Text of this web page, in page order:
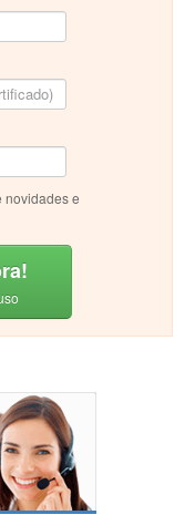
novidades e